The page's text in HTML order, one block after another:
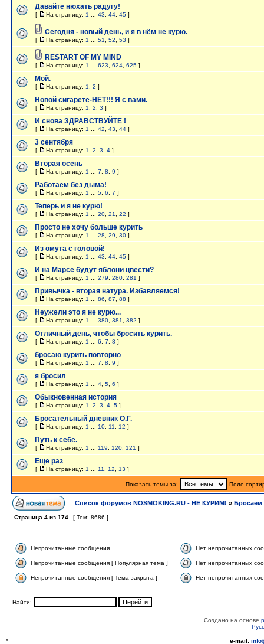
Давайте нюхать радугу!
[ На страницу: 1 43 44 45 ]
Сегодня - новый день, и я в нём не курю.
[ На страницу: 1 51 52 53 ]
RESTART OF MY MIND
[ На страницу: 1 623 624 625 ]
Мой.
[ На страницу: 1 2 ]
Новой сигарете-НЕТ!!! Я с вами.
[ На страницу: 1 2 3 ]
И снова ЗДРАВСТВУЙТЕ !
[ На страницу: 1 42 43 44 ]
3 сентября
[ На страницу: 1 2 3 4 ]
Вторая осень
[ На страницу: 1 7 8 9 ]
Работаем без дыма!
[ На страницу: 1 5 6 7 ]
Теперь и я не курю!
[ На страницу: 1 20 21 22 ]
Просто не хочу больше курить
[ На страницу: 1 28 29 30 ]
Из омута с головой!
[ На страницу: 1 43 44 45 ]
И на Марсе будут яблони цвести?
[ На страницу: 1 279 280 281 ]
Привычка - вторая натура. Избавляемся!
[ На страницу: 1 86 87 88 ]
Неужели это я не курю...
[ На страницу: 1 380 381 382 ]
Отличный день, чтобы бросить курить.
[ На страницу: 1 6 7 8 ]
бросаю курить повторно
[ На страницу: 1 7 8 9 ]
я бросил
[ На страницу: 1 4 5 6 ]
Обыкновенная история
[ На страницу: 1 2 3 4 5 ]
Бросательный дневник О.Г.
[ На страницу: 1 10 11 12 ]
Путь к себе.
[ На страницу: 1 119 120 121 ]
Еще раз
[ На страницу: 1 11 12 13 ]
Показать темы за: Поле
Список форумов NOSMOKING.RU - НЕ КУРИМ! » Бросаем
Страница 4 из 174 [ Тем: 8686 ]
Непрочитанные сообщения Нет непрочитанных
Непрочитанные сообщения [ Популярная тема ] Нет непрочитанных
Непрочитанные сообщения [ Тема закрыта ] Нет непрочитанных
Найти:
Создано на основе
* e-mail: